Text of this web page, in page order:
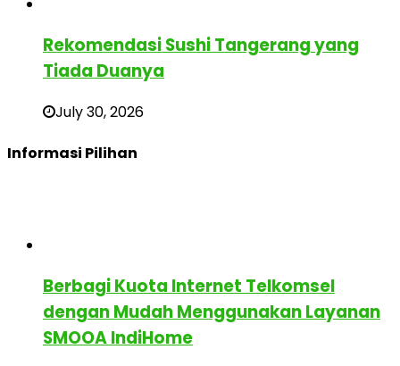
Rekomendasi Sushi Tangerang yang
Tiada Duanya
July 30, 2026
Informasi Pilihan
Berbagi Kuota Internet Telkomsel
dengan Mudah Menggunakan Layanan
SMOOA IndiHome